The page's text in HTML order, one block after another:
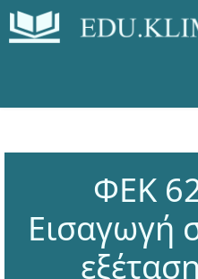
ΦΕΚ
Εισαγωγή